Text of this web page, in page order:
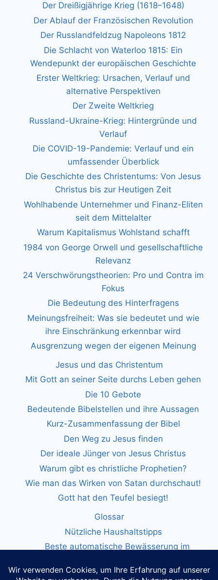
Der Dreißigjährige Krieg (1618–1648)
Der Ablauf der Französischen Revolution
Der Russlandfeldzug Napoleons 1812
Die Schlacht von Waterloo 1815: Ein
Wendepunkt der europäischen Geschichte
Erster Weltkrieg: Ursachen, Verlauf und
alternative Perspektiven
Der Zweite Weltkrieg
Russland-Ukraine-Krieg: Hintergründe und
Verlauf
Die COVID-19-Pandemie: Verlauf und ein
umfassender Überblick
Die Geschichte des Christentums: Von Jesus
Christus bis zur Heutigen Zeit
Wohlhabende Unternehmer und Finanz-Eliten
seit dem Mittelalter
Warum Kapitalismus Wohlstand schafft
1984 von George Orwell und gesellschaftliche
Relevanz
24 Verschwörungstheorien: Pro und Contra im
Fokus
Die Bedeutung des Hinterfragens
Meinungsfreiheit: Was sie bedeutet und wie
ihre Einschränkung erkennbar wird
Ausgrenzung wegen der eigenen Meinung
Jesus und das Christentum
Mit Gott an seiner Seite durchs Leben gehen
Die 10 Gebote
Bedeutende Bibelstellen und ihre Aussagen
Kurz-Zusammenfassung der Bibel
Den Weg zu Jesus finden
Der ideale Jünger von Jesus Christus
Warum gibt es christliche Prophetien?
Wie man das Wirken von Satan durchschaut!
Gott hat den Teufel besiegt!
Glossar
Nützliche Haushaltstipps
Beste automatische Bewässerung im
Die beste mobile Klimaanlage